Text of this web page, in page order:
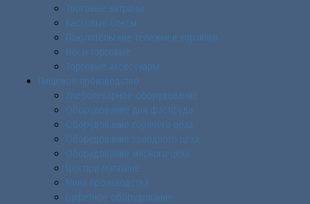
Торговые витрины
Кассовые боксы
Покупательские тележки и корзинки
Весы торговые
Торговые аксессуары
Пищевое производство
Хлебопекарное оборудование
Оборудование для фастфуда
Оборудование горячего цеха
Оборудование холодного цеха
Оборудование мясного цеха
Цех при магазине
Мини производства
Буфетное оборудование